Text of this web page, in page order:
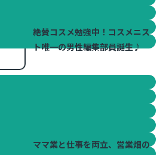
絶賛コスメ勉強中！コスメニス
2016.05.13